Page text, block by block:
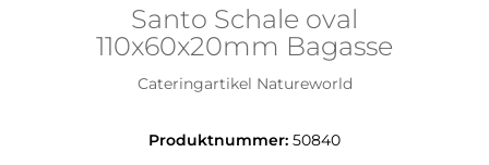
Santo Schale oval
110x60x20mm Bagasse
Cateringartikel Natureworld
Produktnummer: 50840